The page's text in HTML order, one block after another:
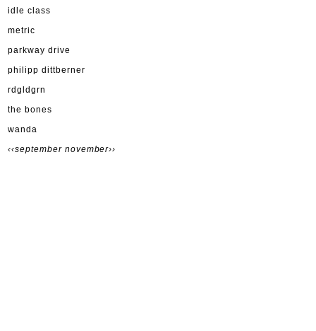
idle class
metric
parkway drive
philipp dittberner
rdgldgrn
the bones
wanda
‹‹september november››